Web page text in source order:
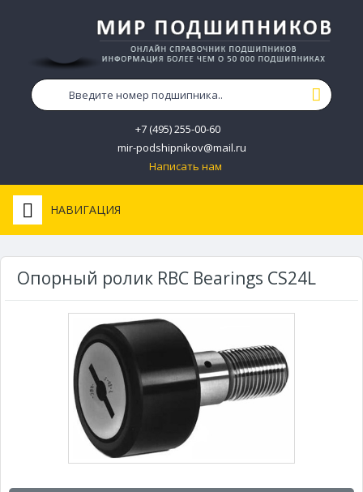
+7 (495) 255-00-60
mir-podshipnikov@mail.ru
Написать нам
НАВИГАЦИЯ
Опорный ролик RBC Bearings CS24L